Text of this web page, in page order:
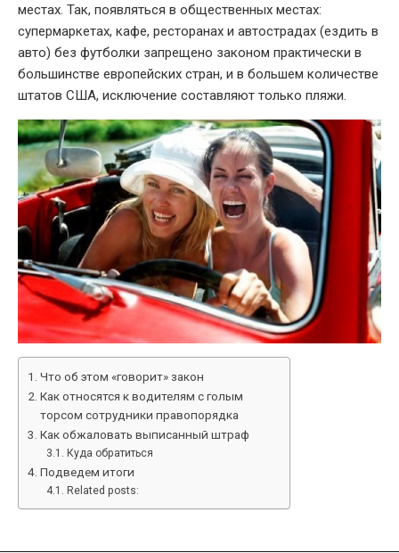
местах. Так, появляться в общественных местах:
супермаркетах, кафе, ресторанах и автострадах (ездить в
авто) без футболки запрещено законом практически в
большинстве европейских стран, и в большем количестве
штатов США, исключение составляют только пляжи.
Что об этом «говорит» закон
Как относятся к водителям с голым
торсом сотрудники правопорядка
Как обжаловать выписанный штраф
Куда обратиться
Подведем итоги
Related posts: